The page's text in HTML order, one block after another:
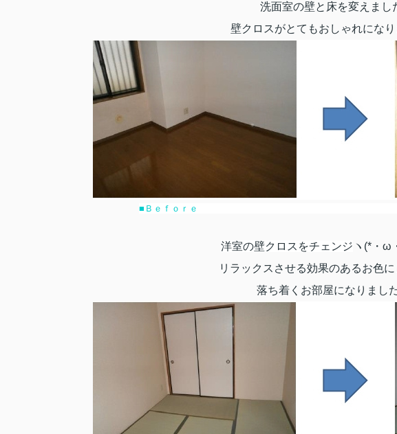
洗面室の壁と床を変えまし
壁クロスがとてもおしゃれにな
■Ｂｅｆｏｒｅ ■
洋室の壁クロスをチェンジ ヽ(*・ω
リラックスさせる効果のあるお色
落ち着くお部屋になりま